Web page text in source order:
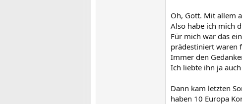
Oh, Gott. Mit allem
Also habe ich mich
Für mich war das
prädestiniert waren
Immer den
Ich liebte ihn ja
Dann kam letzten
haben 10 Europa